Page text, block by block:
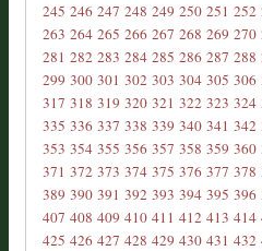
245 246 247 248 249 250 251 252
263 264 265 266 267 268 269 270
281 282 283 284 285 286 287 288
299 300 301 302 303 304 305 306
317 318 319 320 321 322 323 324
335 336 337 338 339 340 341 342
353 354 355 356 357 358 359 360
371 372 373 374 375 376 377 378
389 390 391 392 393 394 395 396
407 408 409 410 411 412 413 414
425 426 427 428 429 430 431 432